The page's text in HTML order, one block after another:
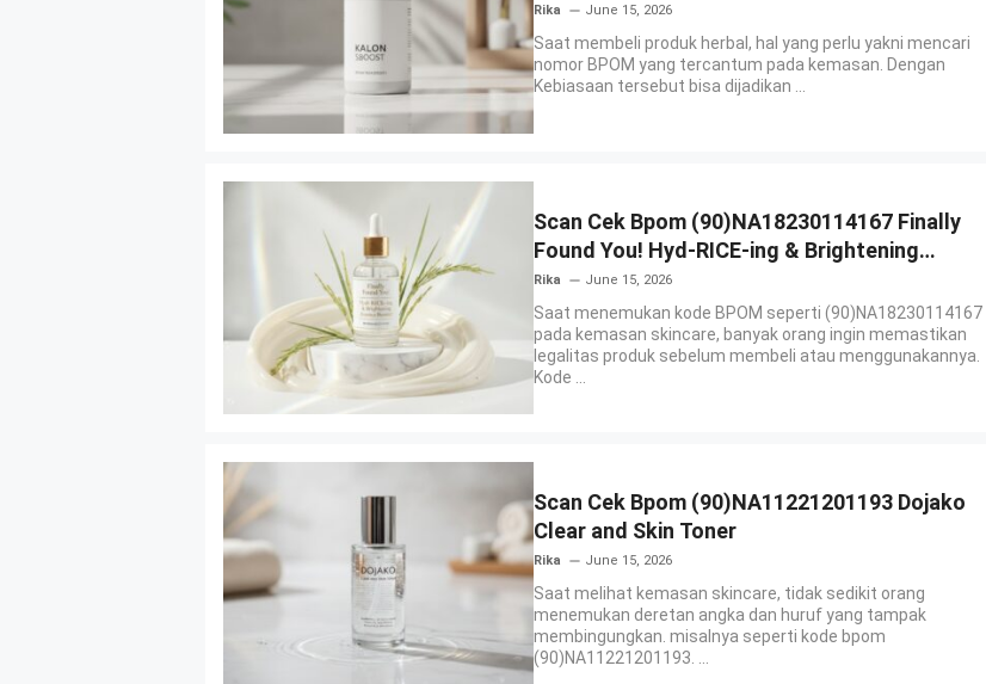
Rika June 15, 2026
Saat membeli produk herbal, hal yang perlu yakni mencari
nomor BPOM yang tercantum pada kemasan. Dengan
Kebiasaan tersebut bisa dijadikan ...
Scan Cek Bpom (90)NA18230114167 Finally
Found You! Hyd-RICE-ing & Brightening
Essence Booster
Rika June 15, 2026
Saat menemukan kode BPOM seperti (90)NA18230114167
pada kemasan skincare, banyak orang ingin memastikan
legalitas produk sebelum membeli atau menggunakannya.
Kode ...
Scan Cek Bpom (90)NA11221201193 Dojako
Clear and Skin Toner
Rika June 15, 2026
Saat melihat kemasan skincare, tidak sedikit orang
menemukan deretan angka dan huruf yang tampak
membingungkan. misalnya seperti kode bpom
(90)NA11221201193. ...